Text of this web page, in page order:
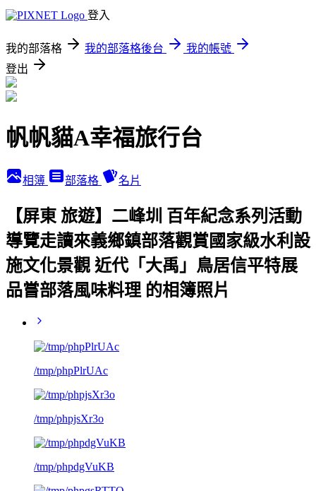
登入
我的部落格 我的部落格後台
我的帳號
登出
帆帆貓A幸福旅行台
相簿 部落格 名片
【屏東 旅遊】二峰圳 百年紀念系列活動
導覽走讀來義鄉鎮部落觀賞國家級水利設
施文化景觀 近代「大禹」鳥居信平特展
品嘗部落風味料理 的相簿照片
/tmp/phpPlrUAc
/tmp/phpjsXr3o
/tmp/phpdgVuKB